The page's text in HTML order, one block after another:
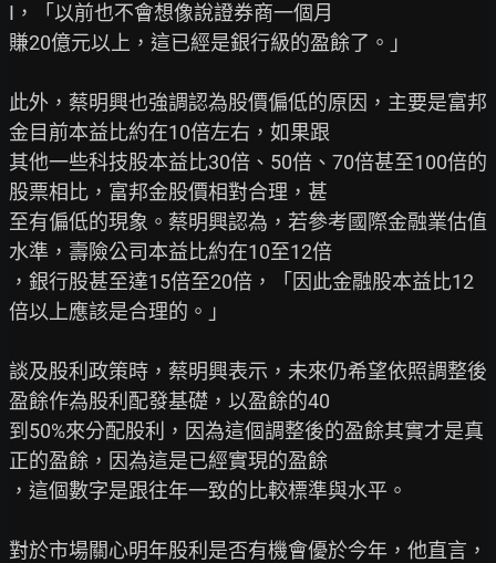
I，「以前也不會想像說證券商一個月
賺20億元以上，這已經是銀行級的盈餘了。」
此外，蔡明興也強調認為股價偏低的原因，主要是富邦
金目前本益比約在10倍左右，如果跟
其他一些科技股本益比30倍、50倍、70倍甚至100倍的
股票相比，富邦金股價相對合理，甚
至有偏低的現象。蔡明興認為，若參考國際金融業估值
水準，壽險公司本益比約在10至12倍
，銀行股甚至達15倍至20倍，「因此金融股本益比12
倍以上應該是合理的。」
談及股利政策時，蔡明興表示，未來仍希望依照調整後
盈餘作為股利配發基礎，以盈餘的40
到50%來分配股利，因為這個調整後的盈餘其實才是真
正的盈餘，因為這是已經實現的盈餘
，這個數字是跟往年一致的比較標準與水平。
對於市場關心明年股利是否有機會優於今年，他直言，